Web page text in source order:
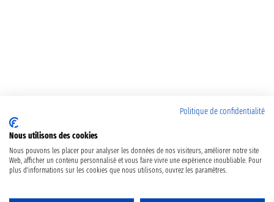
Politique de confidentialité
Nous utilisons des cookies
Nous pouvons les placer pour analyser les données de nos visiteurs, améliorer notre site
Web, afficher un contenu personnalisé et vous faire vivre une expérience inoubliable. Pour
plus d'informations sur les cookies que nous utilisons, ouvrez les paramètres.